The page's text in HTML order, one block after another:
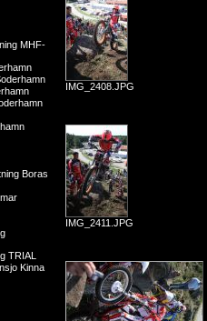
MHF-
Boras
TRIAL
Kinna
IMG_2408.JPG
IMG_2411.JPG